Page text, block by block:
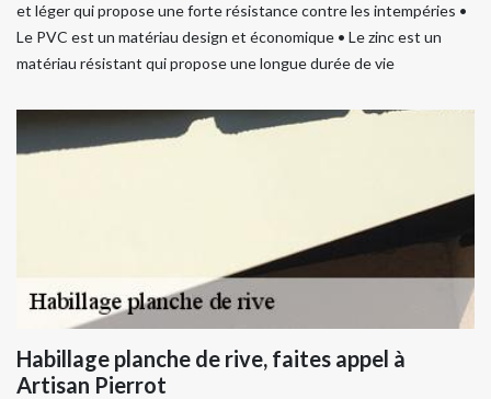
et léger qui propose une forte résistance contre les intempéries •
Le PVC est un matériau design et économique • Le zinc est un
matériau résistant qui propose une longue durée de vie
Habillage planche de rive, faites appel à
Artisan Pierrot